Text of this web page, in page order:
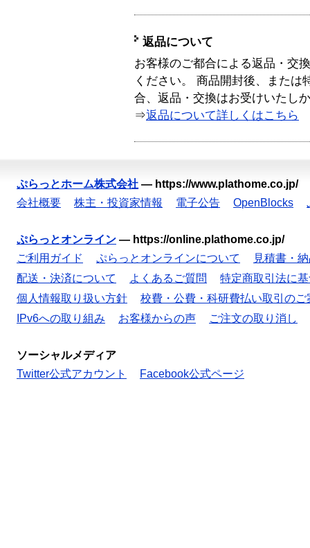
返品について
お客様のご都合による返品・交
ください。 商品開封後、または
合、返品・交換はお受けいたし
⇒返品について詳しくはこちら
ぷらっとホーム株式会社 — https://www.plathome.co.jp/
会社概要
株主・投資家情報 電子公告 OpenBlocks
ぷらっとオンライン — https://online.plathome.co.jp/
ご利用ガイド
ぷらっとオンラインについて
見積書・
配送・決済について
よくあるご質問
特定商取引法に
個人情報取り扱い方針
校費・公費・科研費払い取引のご
IPv6への取り組み
お客様からの声 ご注文の取り消し
ソーシャルメディア
Twitter公式アカウント
Facebook公式ページ